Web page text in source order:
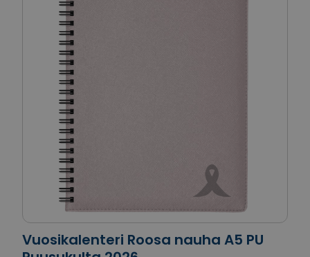
Vuosikalenteri Roosa nauha A5 PU